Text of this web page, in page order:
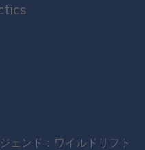
ェンド：ワイルドリフト